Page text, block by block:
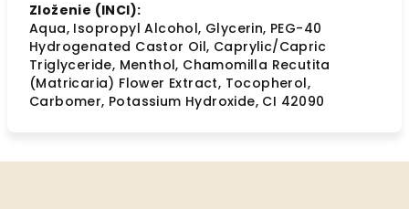
Zloženie (INCI):
Aqua, Isopropyl Alcohol, Glycerin, PEG-40
Hydrogenated Castor Oil, Caprylic/Capric
Triglyceride, Menthol, Chamomilla Recutita
(Matricaria) Flower Extract, Tocopherol,
Carbomer, Potassium Hydroxide, CI 42090